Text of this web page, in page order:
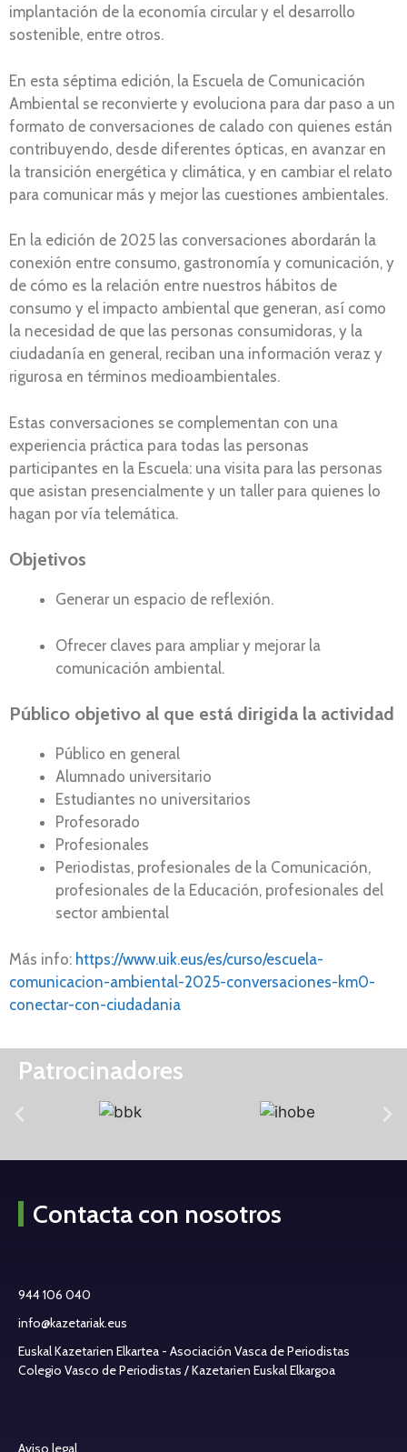
implantación de la economía circular y el desarrollo
sostenible, entre otros.
En esta séptima edición, la Escuela de Comunicación
Ambiental se reconvierte y evoluciona para dar paso a un
formato de conversaciones de calado con quienes están
contribuyendo, desde diferentes ópticas, en avanzar en
la transición energética y climática, y en cambiar el relato
para comunicar más y mejor las cuestiones ambientales.
En la edición de 2025 las conversaciones abordarán la
conexión entre consumo, gastronomía y comunicación, y
de cómo es la relación entre nuestros hábitos de
consumo y el impacto ambiental que generan, así como
la necesidad de que las personas consumidoras, y la
ciudadanía en general, reciban una información veraz y
rigurosa en términos medioambientales.
Estas conversaciones se complementan con una
experiencia práctica para todas las personas
participantes en la Escuela: una visita para las personas
que asistan presencialmente y un taller para quienes lo
hagan por vía telemática.
Objetivos
Generar un espacio de reflexión.
Ofrecer claves para ampliar y mejorar la
comunicación ambiental.
Público objetivo al que está dirigida la actividad
Público en general
Alumnado universitario
Estudiantes no universitarios
Profesorado
Profesionales
Periodistas, profesionales de la Comunicación,
profesionales de la Educación, profesionales del
sector ambiental
Más info: https://www.uik.eus/es/curso/escuela-
comunicacion-ambiental-2025-conversaciones-km0-
conectar-con-ciudadania
Patrocinadores
Contacta con nosotros
944 106 040
info@kazetariak.eus
Euskal Kazetarien Elkartea - Asociación Vasca de Periodistas
Colegio Vasco de Periodistas / Kazetarien Euskal Elkargoa
Aviso legal